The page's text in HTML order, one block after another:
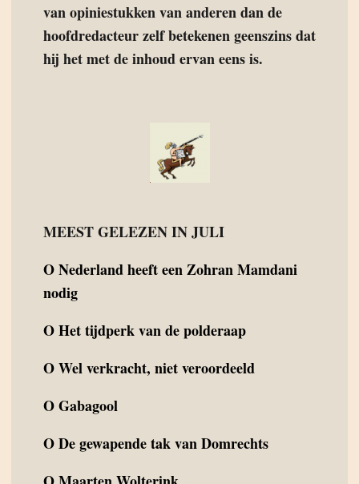
van opiniestukken van anderen dan de
hoofdredacteur zelf betekenen geenszins dat
hij het met de inhoud ervan eens is.
MEEST GELEZEN IN JULI
ONederland heeft een Zohran Mamdani
nodig
OHet tijdperk van de polderaap
OWel verkracht, niet veroordeeld
OGabagool
ODe gewapende tak van Domrechts